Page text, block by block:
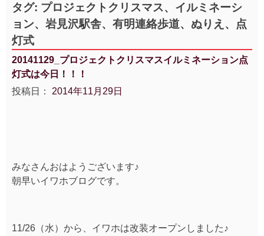
タグ: プロジェクトクリスマス、イルミネーシ
ョン、岩見沢駅舎、有明連絡歩道、ぬりえ、点
灯式
20141129_プロジェクトクリスマスイルミネーション点
灯式は今日！！！
投稿日： 2014年11月29日
みなさんおはようございます♪
朝早いイワホブログです。
11/26（水）から、イワホは改装オープンしました♪